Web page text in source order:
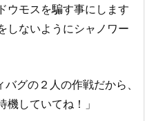
ウモスを騙す事にします
しないようにシャノワー
グの２人の作戦だから、
していてね！」